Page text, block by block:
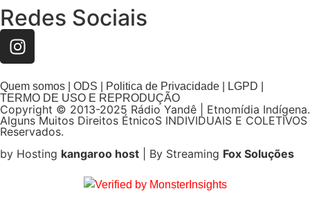
Redes Sociais
Quem somos | ODS | Politica de Privacidade | LGPD |
TERMO DE USO E REPRODUÇÃO
Copyright © 2013-2025 Rádio Yandê | Etnomídia Indígena.
Alguns Muitos Direitos ÉtnicoS INDIVIDUAIS E COLETIVOS
Reservados.
by Hosting kangaroo host | By Streaming Fox Soluções